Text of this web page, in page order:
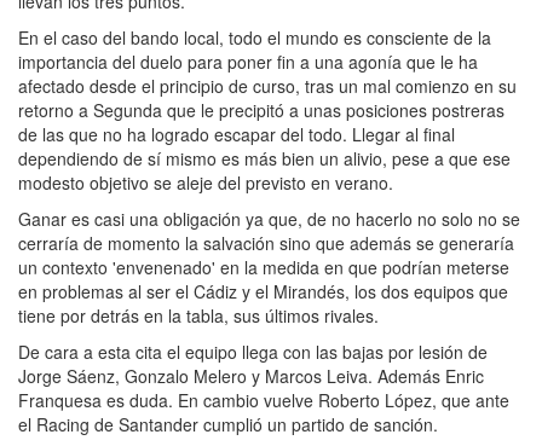
En el caso del bando local, todo el mundo es consciente de la
importancia del duelo para poner fin a una agonía que le ha
afectado desde el principio de curso, tras un mal comienzo en su
retorno a Segunda que le precipitó a unas posiciones postreras
de las que no ha logrado escapar del todo. Llegar al final
dependiendo de sí mismo es más bien un alivio, pese a que ese
modesto objetivo se aleje del previsto en verano.
Ganar es casi una obligación ya que, de no hacerlo no solo no se
cerraría de momento la salvación sino que además se generaría
un contexto 'envenenado' en la medida en que podrían meterse
en problemas al ser el Cádiz y el Mirandés, los dos equipos que
tiene por detrás en la tabla, sus últimos rivales.
De cara a esta cita el equipo llega con las bajas por lesión de
Jorge Sáenz, Gonzalo Melero y Marcos Leiva. Además Enric
Franquesa es duda. En cambio vuelve Roberto López, que ante
el Racing de Santander cumplió un partido de sanción.